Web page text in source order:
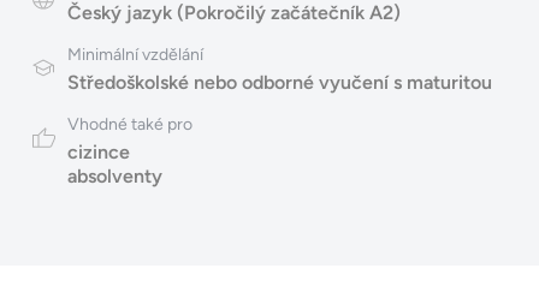
Český jazyk (Pokročilý začátečník A2)
Minimální vzdělání
Středoškolské nebo odborné vyučení s maturitou
Vhodné také pro
cizince
absolventy